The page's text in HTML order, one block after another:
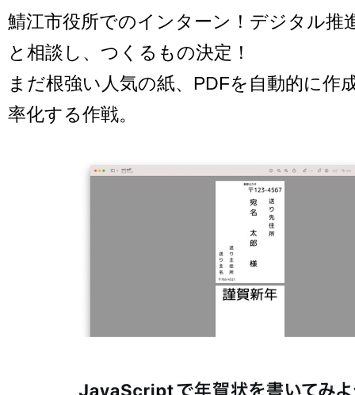
鯖江市役所でのインターン！デジタル推
と相談し、つくるもの決定！
まだ根強い人気の紙、PDFを自動的に作
率化する作戦。